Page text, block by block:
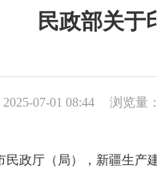
民政部关于
07-01 08:44 浏览量：
厅（局），新疆生产建